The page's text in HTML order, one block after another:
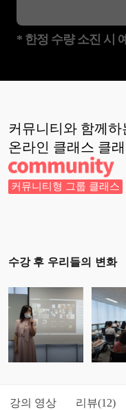
* 한정 수량 소진 시
커뮤니티와 함께하
온라인 클래스 클
커뮤니티형 그룹 클래스
수강 후 우리들의 변화
강의 영상 리뷰(12)